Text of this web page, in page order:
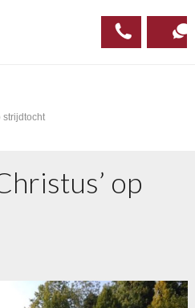
strijdtocht
op